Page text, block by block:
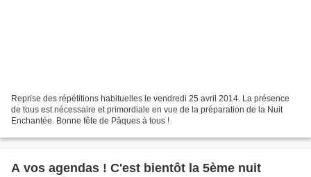
Reprise des répétitions habituelles le vendredi 25 avril 2014. La présence
de tous est nécessaire et primordiale en vue de la préparation de la Nuit
Enchantée. Bonne fête de Pâques à tous !
A vos agendas ! C'est bientôt la 5ème nuit